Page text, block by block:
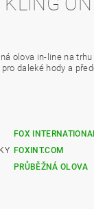
olova in-line na trhu
daleké hody a
FOX
FOXINT.COM
PRŮBĚŽNÁ OLOVA